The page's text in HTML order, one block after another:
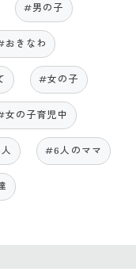
#男の子
おきなわ
#女の子
女の子育児中
#6人のママ